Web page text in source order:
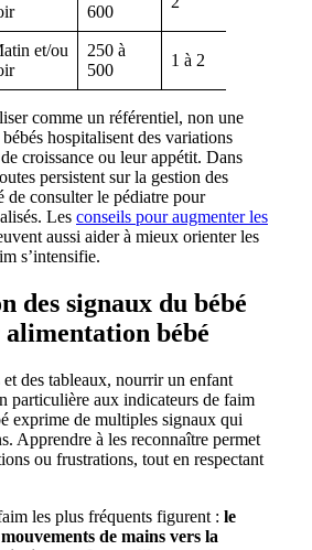
600
et/ou
250 à
500
1 à 2
comme un référentiel, non une
hospitalisent des variations
croissance ou leur appétit. Dans
persistent sur la gestion des
de consulter le pédiatre pour
Les conseils pour augmenter les
aussi aider à mieux orienter les
s’intensifie.
des signaux du bébé
bébé
des tableaux, nourrir un enfant
particulière aux indicateurs de faim
exprime de multiples signaux qui
Apprendre à les reconnaître permet
ou frustrations, tout en respectant
les plus fréquents figurent : le
de mains vers la